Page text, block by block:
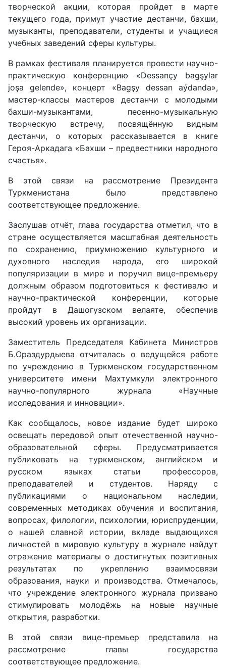
творческой акции, которая пройдет в марте
текущего года, примут участие дестанчи, бахши,
музыканты, преподаватели, студенты и учащиеся
учебных заведений сферы культуры.
В рамках фестиваля планируется провести научно-
практическую конференцию «Dessançy bagşylar
joşa gelende», концерт «Bagşy dessan aýdanda»,
мастер-классы мастеров дестанчи с молодыми
бахши-музыкантами, песенно-музыкальную
творческую встречу, посвящённую видным
дестанчи, о которых рассказывается в книге
Героя-Аркадага «Бахши – предвестники народного
счастья».
В этой связи на рассмотрение Президента
Туркменистана было представлено
соответствующее предложение.
Заслушав отчёт, глава государства отметил, что в
стране осуществ­ляется масштабная деятельность
по сохранению, приумножению культурного и
духовного наследия народа, его широкой
популяризации в мире и поручил вице-премьеру
должным образом подготовиться к фестивалю и
научно-практической конференции, которые
пройдут в Дашогузском велаяте, обеспечив
высокий уровень их организации.
Заместитель Председателя Кабинета Министров
Б.Ораздурдыева отчиталась о ведущейся работе
по учреждению в Туркменском государственном
университете имени Махтумкули электронного
научно-популярного журнала «Научные
исследования и инновации».
Как сообщалось, новое издание будет широко
освещать передовой опыт отечественной научно-
образовательной сферы. Предусматривается
публиковать на туркменском, английском и
русском языках статьи профессоров,
преподавателей и студентов. Наряду с
публикациями о национальном наследии,
современных методиках обучения и воспитания,
вопросах, филологии, психологии, юриспруденции,
о нашей славной истории, вкладе выдающихся
личностей в мировую культуру в журнале найдут
отражение материалы о достигнутых позитивных
результатах по укреплению взаимосвязи
образования, науки и производства. Отмечалось,
что учреждение электронного журнала призвано
стимулировать молодёжь на новые научные
открытия, разработки.
В этой связи вице-премьер представила на
рассмотрение главы государства
соответствующее предложение.